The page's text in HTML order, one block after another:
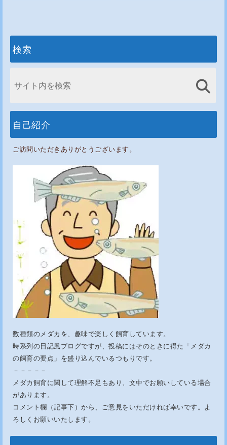
検索
自己紹介
ご訪問いただきありがとうございます。
数種類のメダカを、趣味で楽しく飼育しています。
時系列の日記風ブログですが、投稿にはそのときに得た「メダカ
の飼育の要点」を盛り込んでいるつもりです。
－－－－－
メダカ飼育に関して理解不足もあり、文中でお願いしている場合
があります。
コメント欄（記事下）から、ご意見をいただければ幸いです。よ
ろしくお願いいたします。